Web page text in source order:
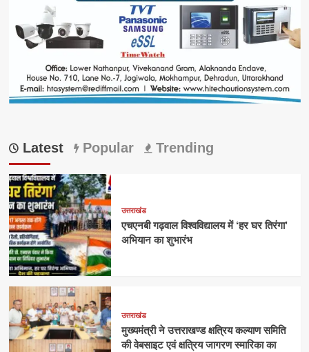
Latest Popular Trending
उत्तराखंड
एचएनबी गढ़वाल विश्वविद्यालय में ‘हर घर तिरंगा’
अभियान का शुभारंभ
उत्तराखंड
मुख्यमंत्री ने उत्तराखण्ड क्षत्रिय कल्याण समिति
की वेबसाइट एवं क्षत्रिय जागरण स्मारिका का